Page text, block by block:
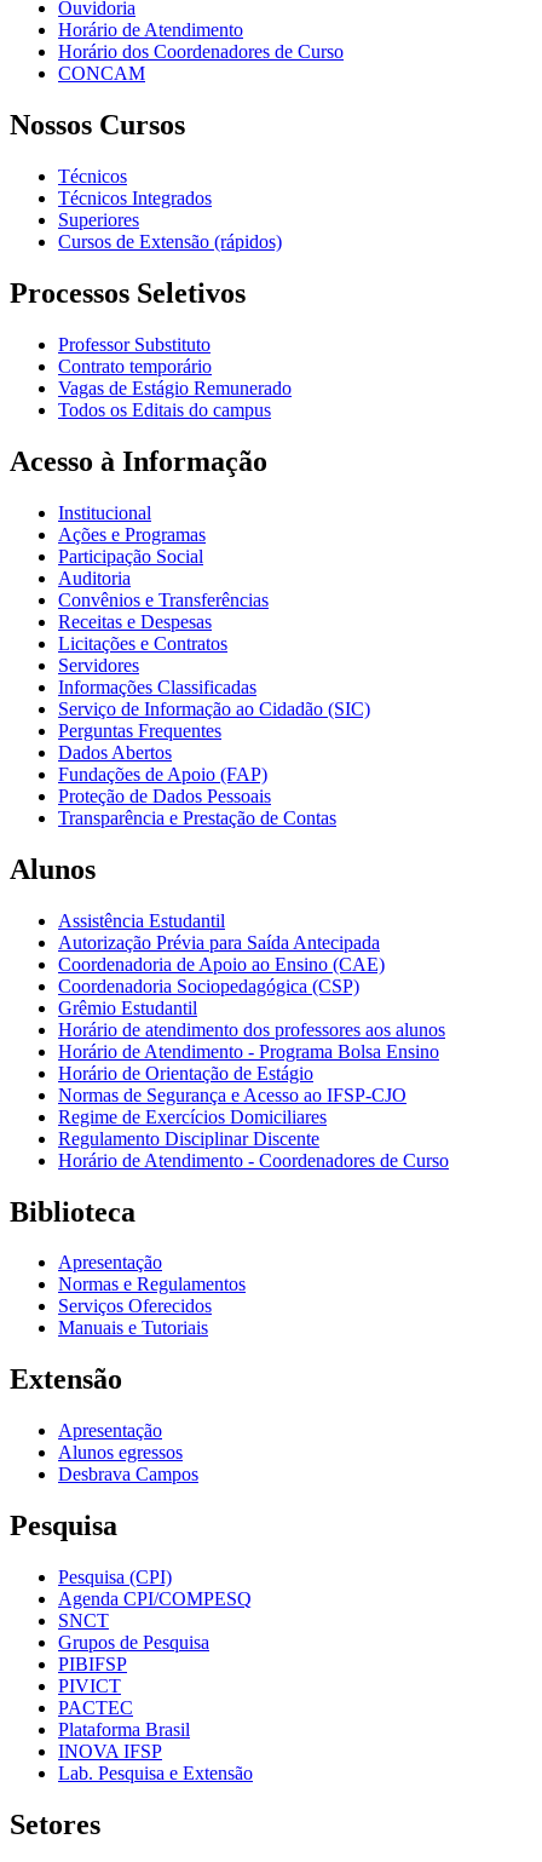
Ouvidoria
Horário de Atendimento
Horário dos Coordenadores de Curso
CONCAM
Nossos Cursos
Técnicos
Técnicos Integrados
Superiores
Cursos de Extensão (rápidos)
Processos Seletivos
Professor Substituto
Contrato temporário
Vagas de Estágio Remunerado
Todos os Editais do campus
Acesso à Informação
Institucional
Ações e Programas
Participação Social
Auditoria
Convênios e Transferências
Receitas e Despesas
Licitações e Contratos
Servidores
Informações Classificadas
Serviço de Informação ao Cidadão (SIC)
Perguntas Frequentes
Dados Abertos
Fundações de Apoio (FAP)
Proteção de Dados Pessoais
Transparência e Prestação de Contas
Alunos
Assistência Estudantil
Autorização Prévia para Saída Antecipada
Coordenadoria de Apoio ao Ensino (CAE)
Coordenadoria Sociopedagógica (CSP)
Grêmio Estudantil
Horário de atendimento dos professores aos alunos
Horário de Atendimento - Programa Bolsa Ensino
Horário de Orientação de Estágio
Normas de Segurança e Acesso ao IFSP-CJO
Regime de Exercícios Domiciliares
Regulamento Disciplinar Discente
Horário de Atendimento - Coordenadores de Curso
Biblioteca
Apresentação
Normas e Regulamentos
Serviços Oferecidos
Manuais e Tutoriais
Extensão
Apresentação
Alunos egressos
Desbrava Campos
Pesquisa
Pesquisa (CPI)
Agenda CPI/COMPESQ
SNCT
Grupos de Pesquisa
PIBIFSP
PIVICT
PACTEC
Plataforma Brasil
INOVA IFSP
Lab. Pesquisa e Extensão
Setores